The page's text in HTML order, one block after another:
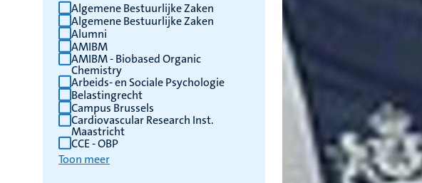
Algemene Bestuurlijke Zaken
Algemene Bestuurlijke Zaken
Alumni
AMIBM
AMIBM - Biobased Organic
Chemistry
Arbeids- en Sociale Psychologie
Belastingrecht
Campus Brussels
Cardiovascular Research Inst.
Maastricht
CCE - OBP
Toon meer